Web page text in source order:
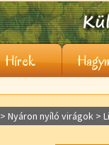
Hírek
Nyáron nyíló virágok >